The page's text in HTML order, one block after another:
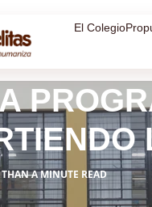
El Colegio
A MINUTE READ